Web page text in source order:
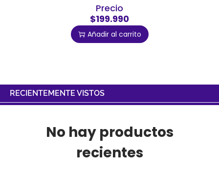
Precio
$199.990
Añadir al carrito
RECIENTEMENTE VISTOS
No hay productos
recientes